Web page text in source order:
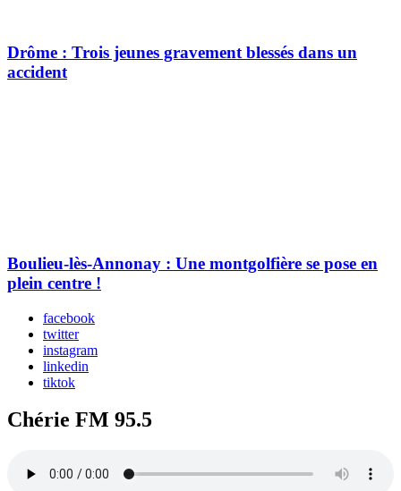
Drôme : Trois jeunes gravement blessés dans un
accident
Boulieu-lès-Annonay : Une montgolfière se pose en
plein centre !
facebook
twitter
instagram
linkedin
tiktok
Chérie FM 95.5